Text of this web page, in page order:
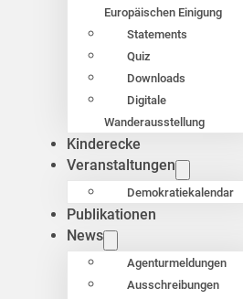
Europäischen Einigung
Statements
Quiz
Downloads
Digitale
Wanderausstellung
Kinderecke
Veranstaltungen
Demokratiekalendar
Publikationen
News
Agenturmeldungen
Ausschreibungen